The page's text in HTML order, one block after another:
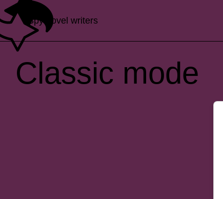
Spy novel writers
Classic mode